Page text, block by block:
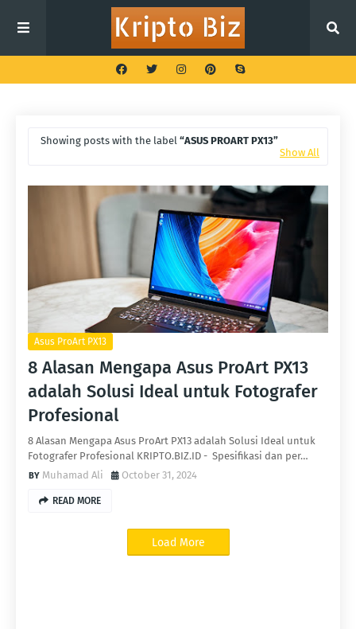
Showing posts with the label ASUS PROART PX13
Show All
Asus ProArt PX13
8 Alasan Mengapa Asus ProArt PX13
adalah Solusi Ideal untuk Fotografer
Profesional
8 Alasan Mengapa Asus ProArt PX13 adalah Solusi Ideal untuk
Fotografer Profesional KRIPTO.BIZ.ID - Spesifikasi dan per…
Muhamad Ali
October 31, 2024
READ MORE
Load More